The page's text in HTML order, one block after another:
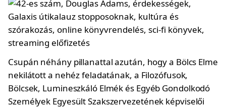
Csupán néhány pillanattal azután, hogy a Bölcs Elme
nekilátott a nehéz feladatának, a Filozófusok,
Bölcsek, Lumineszkáló Elmék és Egyéb Gondolkodó
Személyek Egyesült Szakszervezetének képviselői